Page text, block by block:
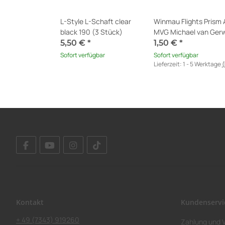
L-Style L-Schaft clear
black 190 (3 Stück)
5,50 € *
Sofort verfügbar
Winmau Flights Prism
MVG Michael van
1,50 € *
Sofort verfügbar
Lieferzeit:1 - 5 Werktage
Kontakt
+ 49 (7343) 919260
Zahlung und